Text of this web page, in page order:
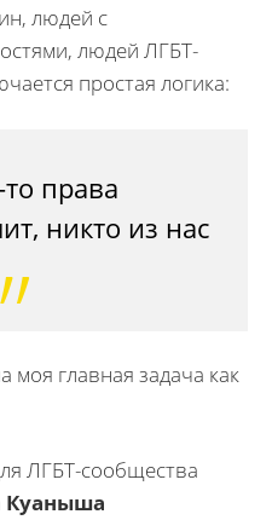
людей с
людей ЛГБТ-
простая логика:
права
никто из нас
главная задача как
ЛГБТ-сообщества
Куаныша